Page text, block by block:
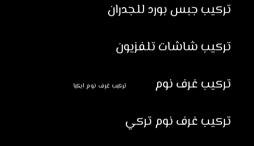
تركيب جبس بورد للجدران
تركيب شاشات تلفزيون
تركيب غرف نوم
تركيب غرف نوم ايكيا
تركيب غرف نوم تركي